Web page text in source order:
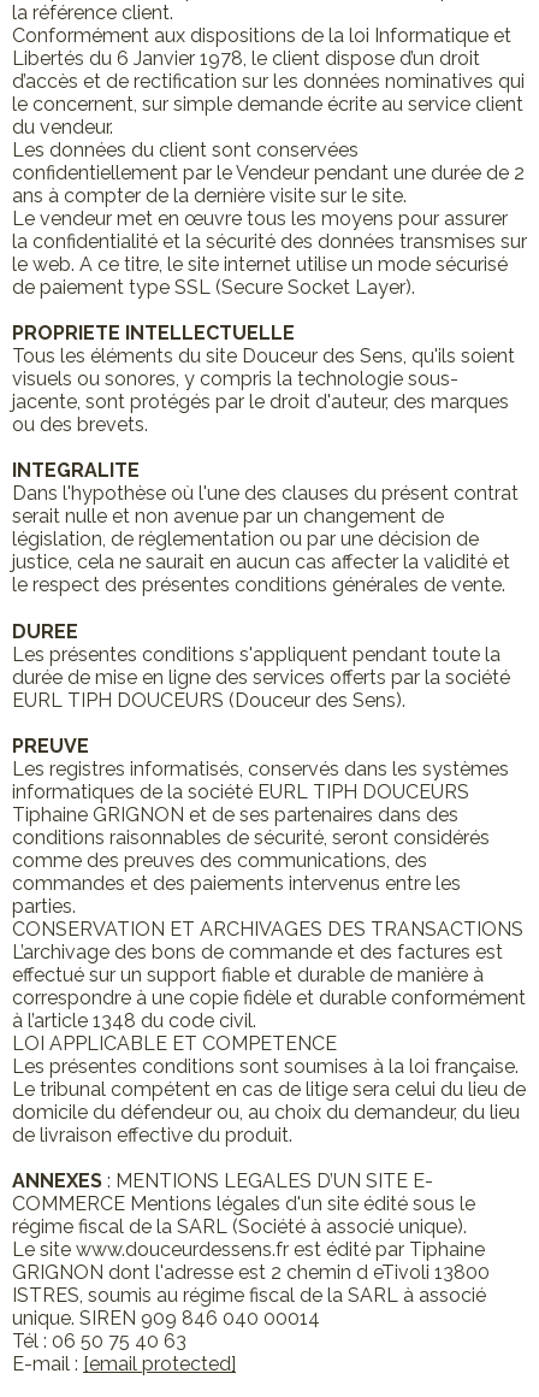
la référence client.
Conformément aux dispositions de la loi Informatique et
Libertés du 6 Janvier 1978, le client dispose d’un droit
d’accès et de rectification sur les données nominatives qui
le concernent, sur simple demande écrite au service client
du vendeur.
Les données du client sont conservées
confidentiellement par le Vendeur pendant une durée de 2
ans à compter de la dernière visite sur le site.
Le vendeur met en œuvre tous les moyens pour assurer
la confidentialité et la sécurité des données transmises sur
le web. A ce titre, le site internet utilise un mode sécurisé
de paiement type SSL (Secure Socket Layer).
PROPRIETE INTELLECTUELLE
Tous les éléments du site Douceur des Sens, qu'ils soient
visuels ou sonores, y compris la technologie sous-
jacente, sont protégés par le droit d'auteur, des marques
ou des brevets.
INTEGRALITE
Dans l'hypothèse où l'une des clauses du présent contrat
serait nulle et non avenue par un changement de
législation, de réglementation ou par une décision de
justice, cela ne saurait en aucun cas affecter la validité et
le respect des présentes conditions générales de vente.
DUREE
Les présentes conditions s'appliquent pendant toute la
durée de mise en ligne des services offerts par la société
EURL TIPH DOUCEURS (Douceur des Sens).
PREUVE
Les registres informatisés, conservés dans les systèmes
informatiques de la société EURL TIPH DOUCEURS
Tiphaine GRIGNON et de ses partenaires dans des
conditions raisonnables de sécurité, seront considérés
comme des preuves des communications, des
commandes et des paiements intervenus entre les
parties.
CONSERVATION ET ARCHIVAGES DES TRANSACTIONS
L’archivage des bons de commande et des factures est
effectué sur un support fiable et durable de manière à
correspondre à une copie fidèle et durable conformément
à l’article 1348 du code civil.
LOI APPLICABLE ET COMPETENCE
Les présentes conditions sont soumises à la loi française.
Le tribunal compétent en cas de litige sera celui du lieu de
domicile du défendeur ou, au choix du demandeur, du lieu
de livraison effective du produit.
ANNEXES : MENTIONS LEGALES D’UN SITE E-
COMMERCE Mentions légales d'un site édité sous le
régime fiscal de la SARL (Société à associé unique).
Le site www.douceurdessens.fr est édité par Tiphaine
GRIGNON dont l'adresse est 2 chemin d eTivoli 13800
ISTRES, soumis au régime fiscal de la SARL à associé
unique. SIREN 909 846 040 00014
Tél : 06 50 75 40 63
E-mail : [email protected]